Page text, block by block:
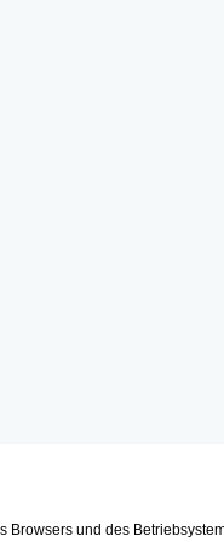
Browsers und des